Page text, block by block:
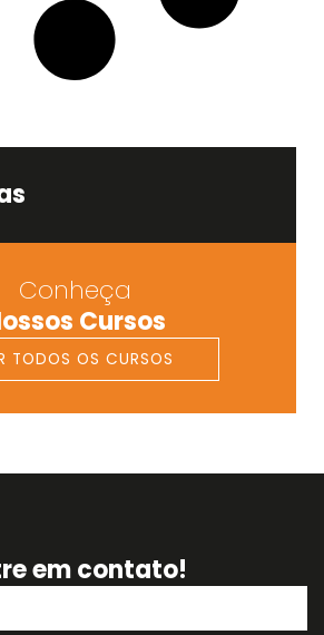
Conheça
Cursos
TODOS OS CURSOS
em contato!